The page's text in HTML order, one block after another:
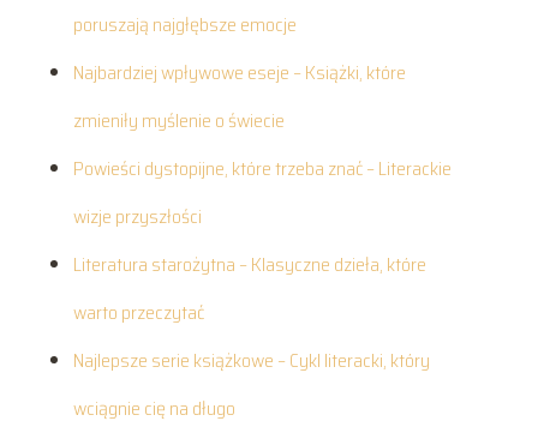
poruszają najgłębsze emocje
Najbardziej wpływowe eseje – Książki, które
zmieniły myślenie o świecie
Powieści dystopijne, które trzeba znać – Literackie
wizje przyszłości
Literatura starożytna – Klasyczne dzieła, które
warto przeczytać
Najlepsze serie książkowe – Cykl literacki, który
wciągnie cię na długo